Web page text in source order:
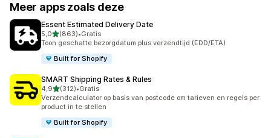
Meer apps zoals deze
Essent Estimated Delivery Date
5,0van 5 sterren
(863)
863 recensies in totaal
•Gratis
Toon geschatte bezorgdatum plus verzendtijd (EDD/ETA)
Built for Shopify
SMART Shipping Rates & Rules
4,9van 5 sterren
(312)
312 recensies in totaal
•Gratis
Verzendcalculator op basis van postcode om tarieven en regels per
product in te stellen
Built for Shopify